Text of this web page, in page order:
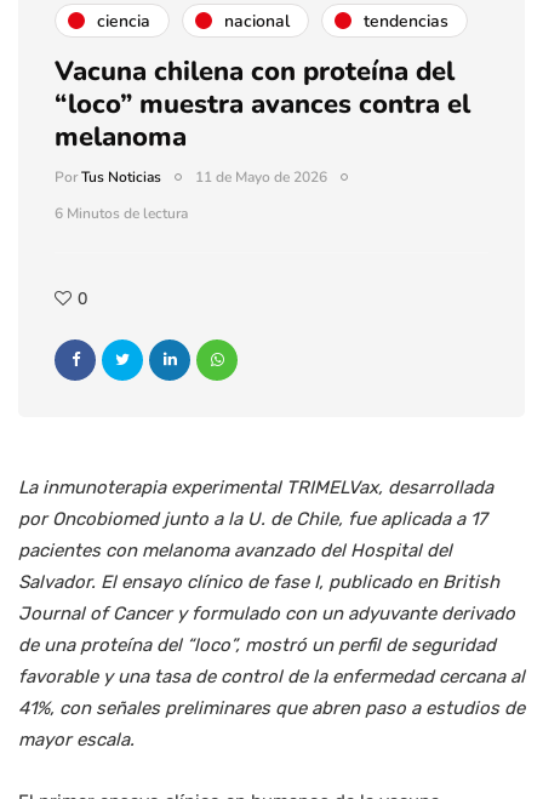
ciencia nacional tendencias
Vacuna chilena con proteína del
“loco” muestra avances contra el
melanoma
PorTus Noticias
11 de Mayo de 2026
6 Minutos de lectura
0
La inmunoterapia experimental TRIMELVax, desarrollada
por Oncobiomed junto a la U. de Chile, fue aplicada a 17
pacientes con melanoma avanzado del Hospital del
Salvador. El ensayo clínico de fase I, publicado en British
Journal of Cancer y formulado con un adyuvante derivado
de una proteína del “loco”, mostró un perfil de seguridad
favorable y una tasa de control de la enfermedad cercana al
41%, con señales preliminares que abren paso a estudios de
mayor escala.